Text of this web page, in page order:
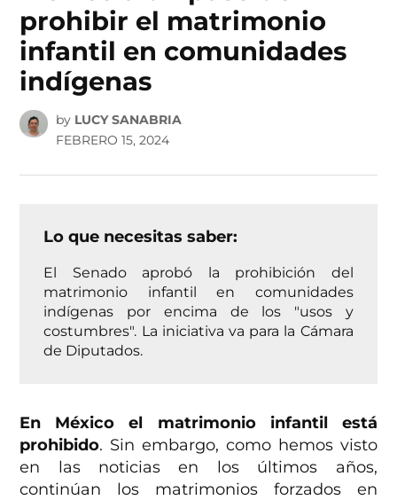
prohibir el matrimonio
infantil en comunidades
indígenas
by LUCY SANABRIA
FEBRERO 15, 2024
Lo que necesitas saber:
El Senado aprobó la prohibición del
matrimonio infantil en comunidades
indígenas por encima de los "usos y
costumbres". La iniciativa va para la Cámara
de Diputados.
En México el matrimonio infantil está
prohibido. Sin embargo, como hemos visto
en las noticias en los últimos años,
continúan los matrimonios forzados en